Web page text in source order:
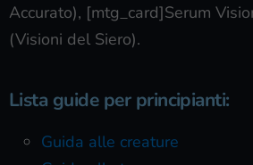
Accurato), [mtg_card]Serum
(Visioni del Siero).
Lista guide per principianti:
Guida alle creature